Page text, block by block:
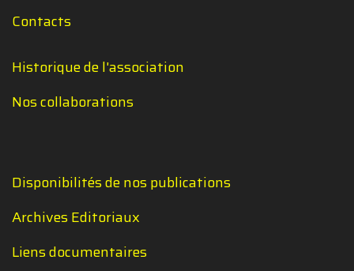
Contacts
Historique de l'association
Nos collaborations
Disponibilités de nos publications
Archives Editoriaux
Liens documentaires